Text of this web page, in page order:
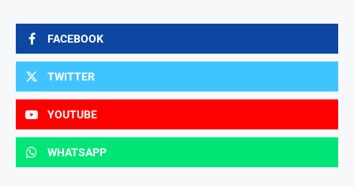
FACEBOOK
TWITTER
YOUTUBE
WHATSAPP